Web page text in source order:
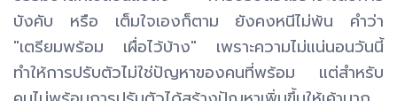
บังคับ หรือ เต็มใจเองก็ตาม ยังคงหนีไม่พ้น คำว่า
"เตรียมพร้อม เผื่อไว้บ้าง" เพราะความไม่แน่นอนวันนี้
ทำให้การปรับตัวไม่ใช่ปัญหาของคนที่พร้อม แต่สำหรับ